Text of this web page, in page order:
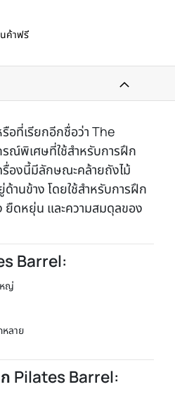
ค้าฟรี
อที่เรียกอีกชื่อว่า The
ณ์พิเศษที่ใช้สำหรับการฝึก
องนี้มีลักษณะคล้ายถังไม้
านข้าง โดยใช้สำหรับการฝึก
ยืดหยุ่น และความสมดุลของ
Barrel:
ญ่
หลาย
Pilates Barrel: